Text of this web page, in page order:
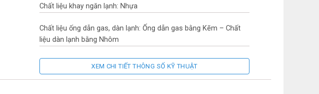
Chất liệu khay ngăn lạnh: Nhựa
Chất liệu ống dẫn gas, dàn lạnh: Ống dẫn gas bằng Kẽm – Chất
liệu dàn lạnh bằng Nhôm
Năm ra mắt: 2023
XEM CHI TIẾT THÔNG SỐ KỸ THUẬT